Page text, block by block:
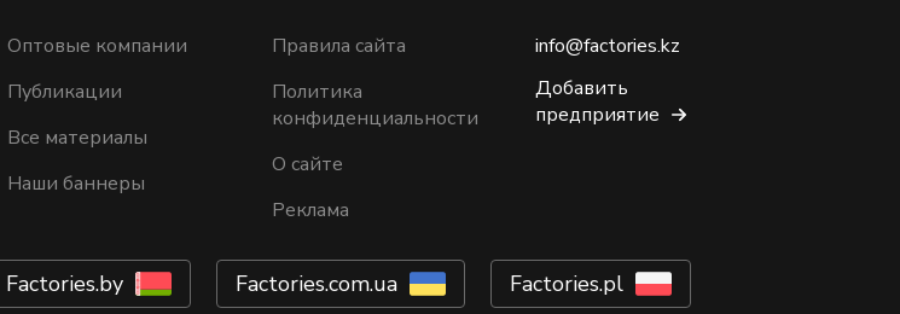
Оптовые компании
Публикации
Все материалы
Наши баннеры
Правила сайта
Политика
конфиденциальности
О сайте
Реклама
info@factories.kz
Добавить
предприятие
Factories.by Factories.com.ua Factories.pl